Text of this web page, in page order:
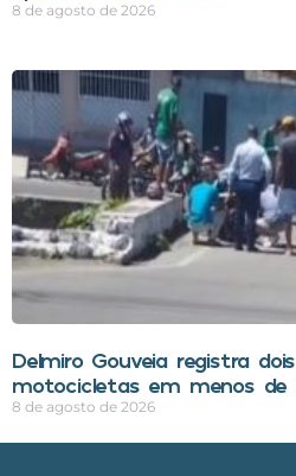
8 de agosto de 2026
Delmiro Gouveia registra
motocicletas em menos de
8 de agosto de 2026